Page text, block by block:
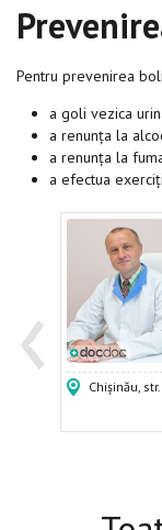
Pentru prevenirea
a goli vezica
a renunța la
a renunța la
a efectua
‹
-
Chișinău,